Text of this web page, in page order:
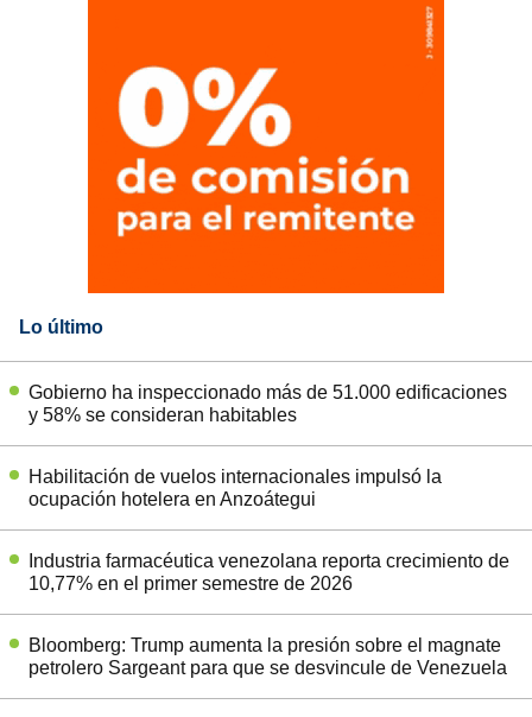
Lo último
Gobierno ha inspeccionado más de 51.000 edificaciones
y 58% se consideran habitables
Habilitación de vuelos internacionales impulsó la
ocupación hotelera en Anzoátegui
Industria farmacéutica venezolana reporta crecimiento de
10,77% en el primer semestre de 2026
Bloomberg: Trump aumenta la presión sobre el magnate
petrolero Sargeant para que se desvincule de Venezuela